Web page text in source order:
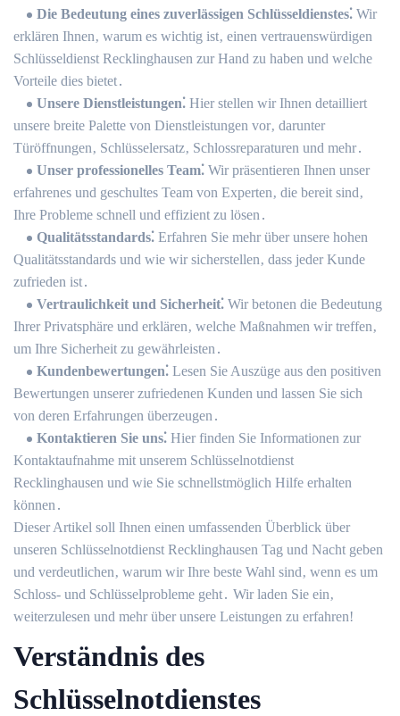
Die Bedeutung eines zuverlässigen Schlüsseldienstes⁚ Wir
erklären Ihnen‚ warum es wichtig ist‚ einen vertrauenswürdigen
Schlüsseldienst Recklinghausen zur Hand zu haben und welche
Vorteile dies bietet․
Unsere Dienstleistungen⁚ Hier stellen wir Ihnen detailliert
unsere breite Palette von Dienstleistungen vor‚ darunter
Türöffnungen‚ Schlüsselersatz‚ Schlossreparaturen und mehr․
Unser professionelles Team⁚ Wir präsentieren Ihnen unser
erfahrenes und geschultes Team von Experten‚ die bereit sind‚
Ihre Probleme schnell und effizient zu lösen․
Qualitätsstandards⁚ Erfahren Sie mehr über unsere hohen
Qualitätsstandards und wie wir sicherstellen‚ dass jeder Kunde
zufrieden ist․
Vertraulichkeit und Sicherheit⁚ Wir betonen die Bedeutung
Ihrer Privatsphäre und erklären‚ welche Maßnahmen wir treffen‚
um Ihre Sicherheit zu gewährleisten․
Kundenbewertungen⁚ Lesen Sie Auszüge aus den positiven
Bewertungen unserer zufriedenen Kunden und lassen Sie sich
von deren Erfahrungen überzeugen․
Kontaktieren Sie uns⁚ Hier finden Sie Informationen zur
Kontaktaufnahme mit unserem Schlüsselnotdienst
Recklinghausen und wie Sie schnellstmöglich Hilfe erhalten
können․
Dieser Artikel soll Ihnen einen umfassenden Überblick über
unseren Schlüsselnotdienst Recklinghausen Tag und Nacht geben
und verdeutlichen‚ warum wir Ihre beste Wahl sind‚ wenn es um
Schloss- und Schlüsselprobleme geht․ Wir laden Sie ein‚
weiterzulesen und mehr über unsere Leistungen zu erfahren!​
Verständnis des
Schlüsselnotdienstes